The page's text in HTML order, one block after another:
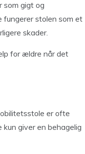
som gigt og
fungerer stolen som et
skader.
for ældre når det
er ofte
giver en behagelig